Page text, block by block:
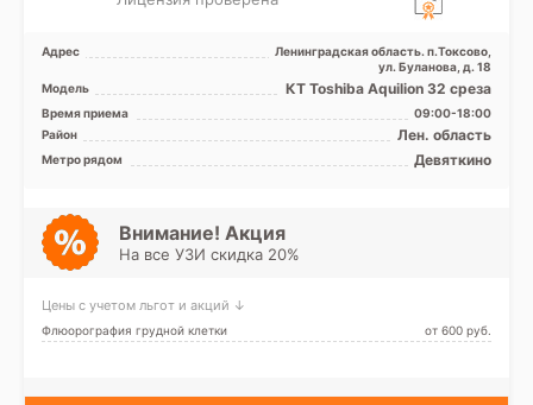
Адрес
Ленинградская область. п.Токсово,
ул. Буланова, д. 18
Модель
КТ Toshiba Aquilion 32 среза
Время приема
09:00-18:00
Район
Лен. область
Метро рядом Девяткино
Внимание! Акция
На все УЗИ скидка 20%
Цены с учетом льгот и акций ↓
Флюорография грудной клетки от 600 pуб.